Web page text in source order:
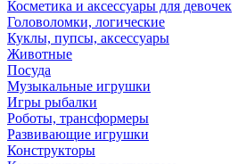
Косметика и аксессуары для девочек
Головоломки, логические
Куклы, пупсы, аксессуары
Животные
Посуда
Музыкальные игрушки
Игры рыбалки
Роботы, трансформеры
Развивающие игрушки
Конструкторы